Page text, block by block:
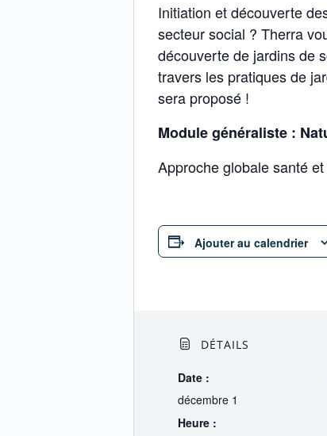
Initiation et découverte
secteur social ? Therra
découverte de jardins de
travers les pratiques de
sera proposé !
Module généraliste :
Approche globale santé
Ajouter au calendrier
DÉTAILS
Date :
décembre 1
Heure :